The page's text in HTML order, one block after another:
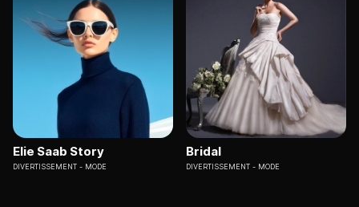
Elie Saab Story
DIVERTISSEMENT MODE
Bridal
DIVERTISSEMENT MODE